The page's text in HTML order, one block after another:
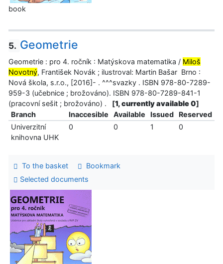
book
5. Geometrie
Geometrie : pro 4. ročník : Matýskova matematika / Miloš
Novotný, František Novák ; ilustroval: Martin Bašar Brno :
Nová škola, s.r.o., [2016]- . ^^^svazky . ISBN 978-80-7289-
959-3 (učebnice ; brožováno). ISBN 978-80-7289-841-1
(pracovní sešit ; brožováno) .
[1, currently available 0]
Branch
Inaccesible Available Issued
Reserved
Univerzitní
knihovna UHK
0 0 1 0
To the basket
Bookmark
Selected documents